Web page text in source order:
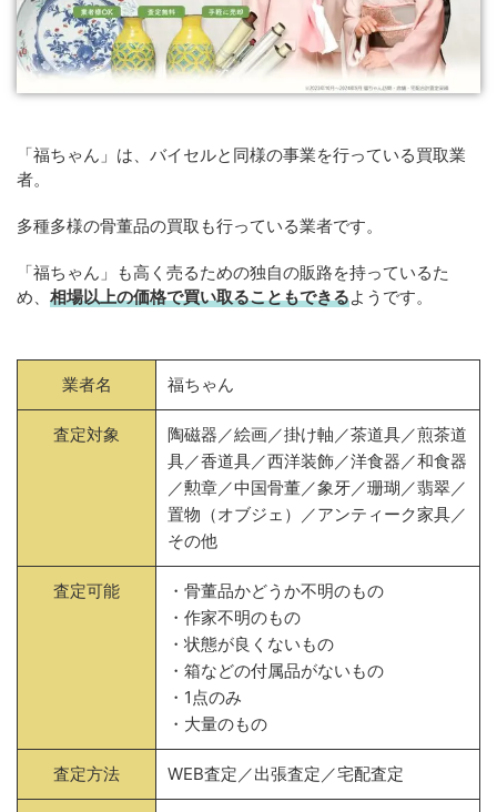
「福ちゃん」は、バイセルと同様の事業を行っている買取業
者。
多種多様の骨董品の買取も行っている業者です。
「福ちゃん」も高く売るための独自の販路を持っているた
め、 相場以上の価格で買い取ることもできるようです。
業者名 福ちゃん
査定対象
陶磁器／絵画／掛け軸／茶道具／煎茶道
具／香道具／西洋装飾／洋食器／和食器
／勲章／中国骨董／象牙／珊瑚／翡翠／
置物（オブジェ）／アンティーク家具／
その他
査定可能
・骨董品かどうか不明のもの
・作家不明のもの
・状態が良くないもの
・箱などの付属品がないもの
・1点のみ
・大量のもの
査定方法 WEB査定／出張査定／宅配査定